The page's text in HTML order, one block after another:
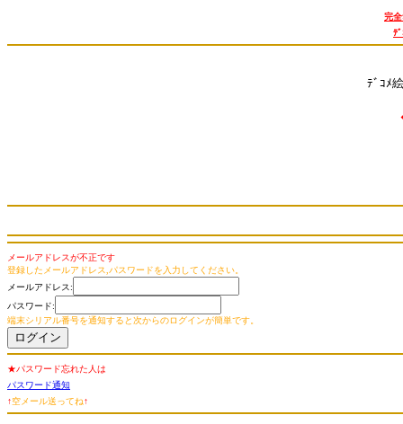
完
ﾃ
ﾃﾞｺﾒ
メールアドレスが不正です
登録したメールアドレス,パスワードを入力してください。
メールアドレス:
パスワード:
端末シリアル番号を通知すると次からのログインが簡単です。
★パスワード忘れた人は
パスワード通知
↑空メール送ってね↑